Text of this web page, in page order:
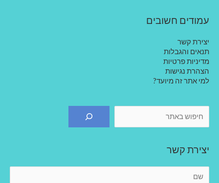
עמודים חשובים
יצירת קשר
תנאים והגבלות
מדיניות פרטיות
הצהרת נגישות
למי אתר זה מיועד?
יצירת קשר